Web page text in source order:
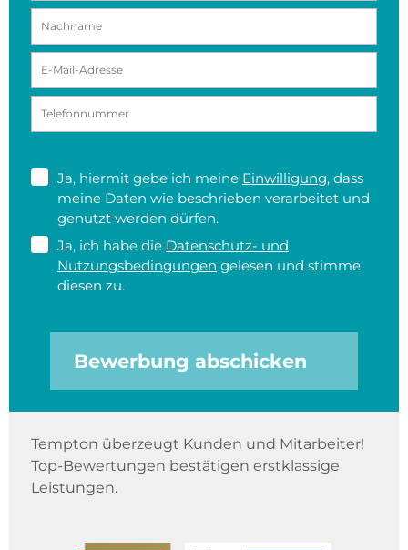
Ja, hiermit gebe ich meine Einwilligung, dass
meine Daten wie beschrieben verarbeitet und
genutzt werden dürfen.
Ja, ich habe die Datenschutz- und
Nutzungsbedingungen gelesen und stimme
diesen zu.
Bewerbung abschicken
Tempton überzeugt Kunden und Mitarbeiter!
Top-Bewertungen bestätigen erstklassige
Leistungen.